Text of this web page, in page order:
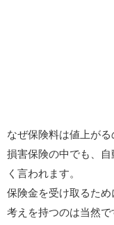
なぜ保険料は値上がる
損害保険の中でも、
く言われます。
保険金を受け取るた
考えを持つのは当然で